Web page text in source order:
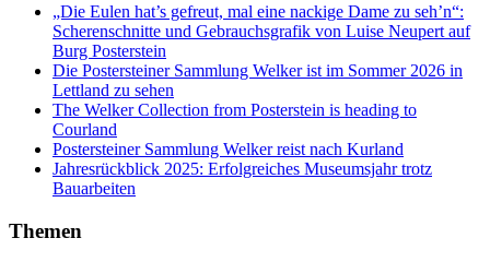
„Die Eulen hat’s gefreut, mal eine nackige Dame zu seh’n“:
Scherenschnitte und Gebrauchsgrafik von Luise Neupert auf
Burg Posterstein
Die Postersteiner Sammlung Welker ist im Sommer 2026 in
Lettland zu sehen
The Welker Collection from Posterstein is heading to
Courland
Postersteiner Sammlung Welker reist nach Kurland
Jahresrückblick 2025: Erfolgreiches Museumsjahr trotz
Bauarbeiten
Themen